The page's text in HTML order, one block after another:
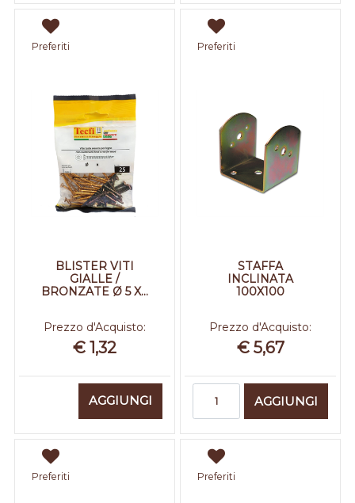
Preferiti
BLISTER VITI
GIALLE /
BRONZATE Ø 5 X...
Prezzo d'Acquisto:
€ 1,32
AGGIUNGI
Preferiti
STAFFA
INCLINATA
100X100
Prezzo d'Acquisto:
€ 5,67
AGGIUNGI
Preferiti Preferiti